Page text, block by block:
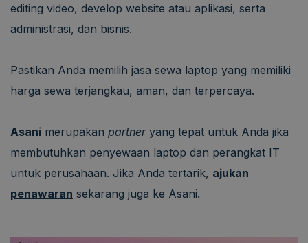
editing video, develop website atau aplikasi, serta
administrasi, dan bisnis.
Pastikan Anda memilih jasa sewa laptop yang memiliki
harga sewa terjangkau, aman, dan terpercaya.
Asani merupakan partneryang tepat untuk Anda jika
membutuhkan penyewaan laptop dan perangkat IT
untuk perusahaan. Jika Anda tertarik, ajukan
penawaran sekarang juga ke Asani.